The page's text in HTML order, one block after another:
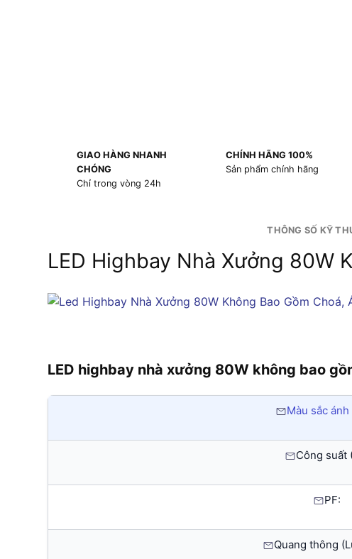
GIAO HÀNG NHANH
CHÓNG
Chỉ trong vòng 24h
CHÍNH HÃNG 100%
Sản phẩm chính hãng
THÔNG SỐ KỸ
LED Highbay Nhà Xưởng 80W
LED highbay nhà xưởng 80W không bao
Màu sắc ánh
Công suất
PF:
Quang thông